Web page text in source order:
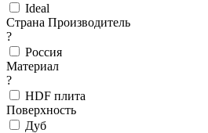
Ideal
Страна Производитель
?
Россия
Материал
?
HDF плита
Поверхность
Дуб